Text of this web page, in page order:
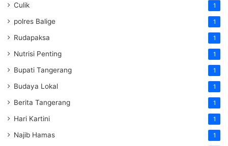
Culik 1
polres Balige 1
Rudapaksa 1
Nutrisi Penting 1
Bupati Tangerang 1
Budaya Lokal 1
Berita Tangerang 1
Hari Kartini 1
Najib Hamas 1